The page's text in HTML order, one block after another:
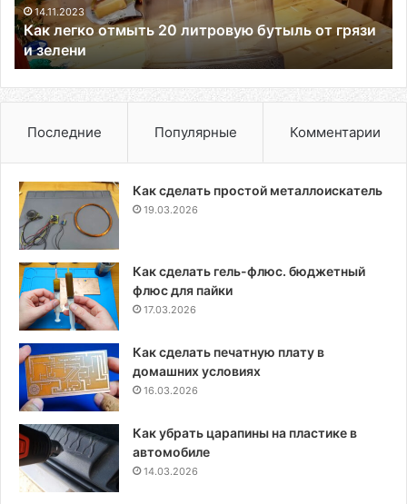
грязи
и
зелени
14.11.2023
Как легко отмыть 20 литровую бутыль от грязи
и зелени
Последние Популярные Комментарии
Как сделать простой металлоискатель
19.03.2026
Как сделать гель-флюс. бюджетный
флюс для пайки
17.03.2026
Как сделать печатную плату в
домашних условиях
16.03.2026
Как убрать царапины на пластике в
автомобиле
14.03.2026